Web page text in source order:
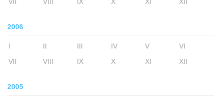
2006
I II III IV V
VI
VII
VIII IX X XI XII
2005